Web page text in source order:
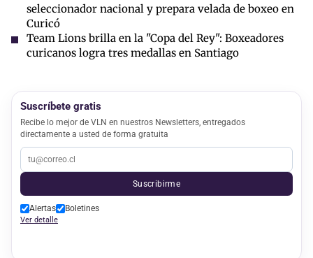
seleccionador nacional y prepara velada de boxeo en
Curicó
Team Lions brilla en la "Copa del Rey": Boxeadores
curicanos logra tres medallas en Santiago
Suscríbete gratis
Recibe lo mejor de VLN en nuestros Newsletters, entregados
directamente a usted de forma gratuita
Suscribirme
Alertas Boletines
Ver detalle